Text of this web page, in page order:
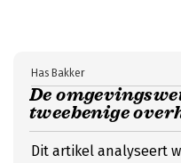
De
tweebenige
Has Bakker
Dit artikel analyseert